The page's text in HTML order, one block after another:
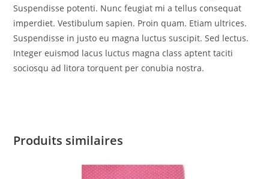
Suspendisse potenti. Nunc feugiat mi a tellus consequat
imperdiet. Vestibulum sapien. Proin quam. Etiam ultrices.
Suspendisse in justo eu magna luctus suscipit. Sed lectus.
Integer euismod lacus luctus magna class aptent taciti
sociosqu ad litora torquent per conubia nostra.
Produits similaires